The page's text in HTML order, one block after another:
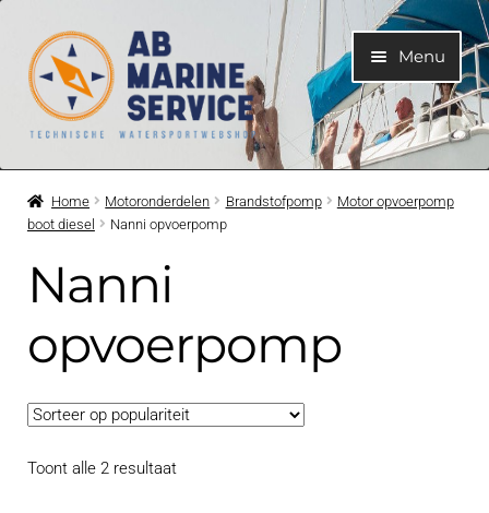
Ga
door
naar
navigatie
Ga
naar
de
inhoud
Menu
Home
Motoren
Motoronderdelen
Bootelektra
Koelwatersysteem
Home Motoronderdelen Brandstofpomp
Motor opvoerpomp
boot diesel
Nanni opvoerpomp
Nanni
opvoerpomp
Toont alle 2 resultaatGesorteerd